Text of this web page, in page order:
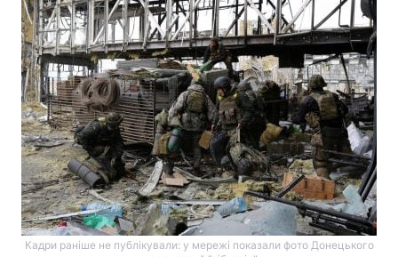
Кадри раніше не публікували: у мережі показали фото Донецького